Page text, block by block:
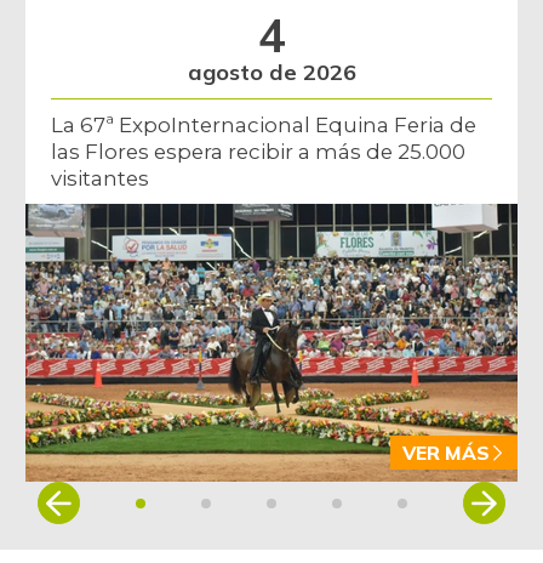
4
agosto de 2026
La 67ª ExpoInternacional Equina Feria de
las Flores espera recibir a más de 25.000
visitantes
VER MÁS
Item